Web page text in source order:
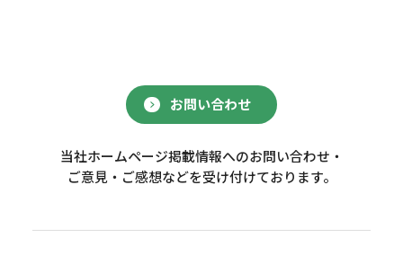
お問い合わせ
当社ホームページ掲載情報へのお問い合わせ・
ご意見・ご感想などを受け付けております。